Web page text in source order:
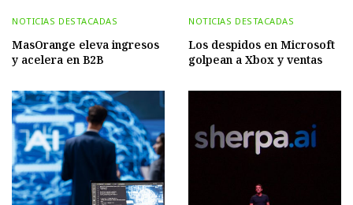
NOTICIAS DESTACADAS
MasOrange eleva ingresos
y acelera en B2B
NOTICIAS DESTACADAS
Los despidos en Microsoft
golpean a Xbox y ventas